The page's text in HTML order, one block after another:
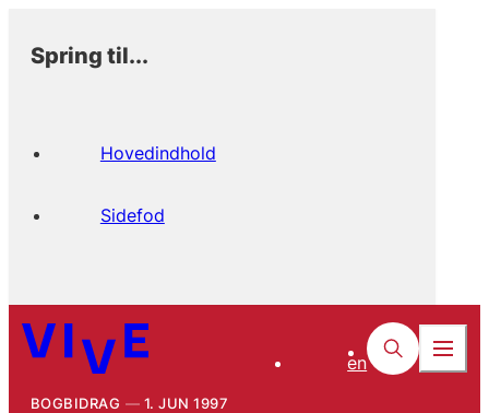
Spring til...
Hovedindhold
Sidefod
en
BOGBIDRAG 1. JUN 1997